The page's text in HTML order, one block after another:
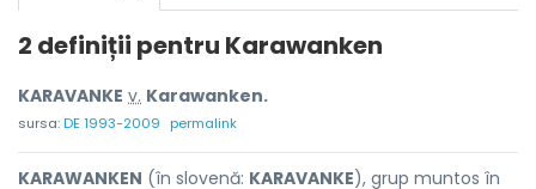
2 definiții pentru Karawanken
KARAVANKE v. Karawanken.
sursa:DE 1993-2009 permalink
KARAWANKEN (în slovenă: KARAVANKE), grup muntos în